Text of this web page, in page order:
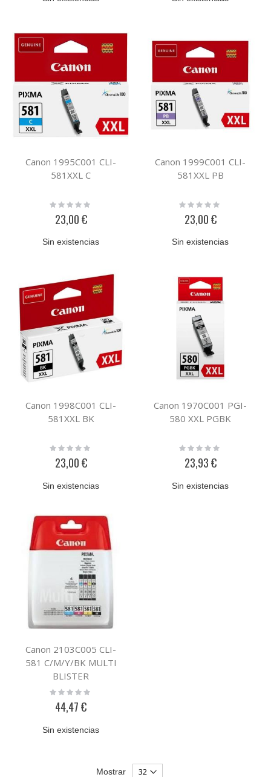
Canon 1995C001 CLI-
581XXL C
Rating:
23,00 €
Sin existencias
Canon 1999C001 CLI-
581XXL PB
Rating:
23,00 €
Sin existencias
Canon 1998C001 CLI-
581XXL BK
Rating:
23,00 €
Sin existencias
Canon 1970C001 PGI-
580 XXL PGBK
Rating:
23,93 €
Sin existencias
Canon 2103C005 CLI-
581 C/M/Y/BK MULTI
BLISTER
Rating:
44,47 €
Sin existencias
Mostrar